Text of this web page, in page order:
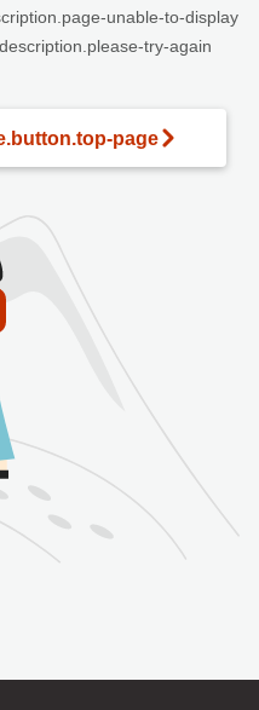
unable-to-display
try-again
page